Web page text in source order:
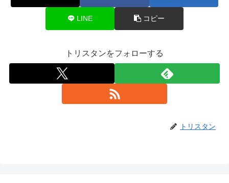
LINE コピー
トリスタンをフォローする
トリスタン